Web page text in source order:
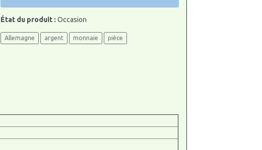
État du produit : Occasion
Allemagne argent monnaie pièce